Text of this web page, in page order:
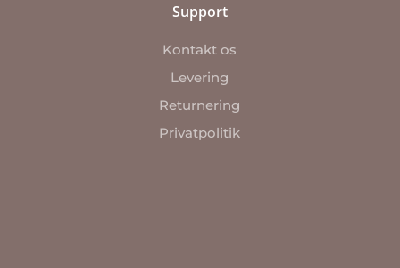
Support
Kontakt os
Levering
Returnering
Privatpolitik